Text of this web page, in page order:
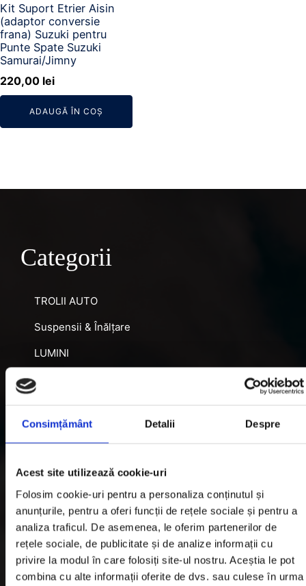
Consimțământ Detalii Despre
Acest site utilizează cookie-uri
Folosim cookie-uri pentru a personaliza conținutul și
anunțurile, pentru a oferi funcții de rețele sociale și pentru a
analiza traficul. De asemenea, le oferim partenerilor de
rețele sociale, de publicitate și de analize informații cu
privire la modul în care folosiți site-ul nostru. Aceștia le pot
combina cu alte informații oferite de dvs. sau culese în urma
Kit Suport Etrier Aisin
(adaptor conversie
frana) Suzuki pentru
Punte Spate Suzuki
Samurai/Jimny
220,00 lei
ADAUGĂ ÎN COȘ
Categorii
TROLII AUTO
Suspensii & Înălțare
LUMINI
SNORKEL AUTO
DIFERENȚIALE BLOCABILE
Informatii utile
Informatii Livrare